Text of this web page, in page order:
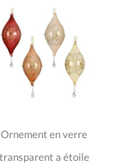
Ornement en verre
transparent a étoile